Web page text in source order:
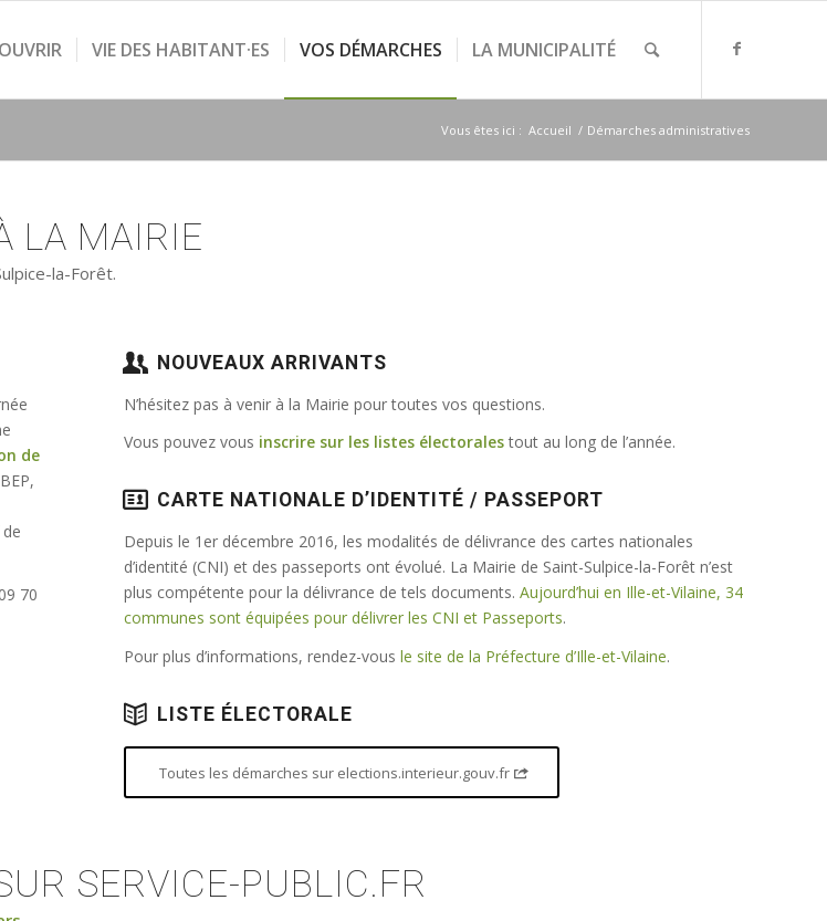
VIE DES HABITANT·ES VOS DÉMARCHES LA MUNICIPALITÉ
Vous êtes ici : Accueil / Démarches administratives
LA MAIRIE
la-Forêt.
de
70
NOUVEAUX ARRIVANTS
N’hésitez pas à venir à la Mairie pour toutes vos questions.
Vous pouvez vous inscrire sur les listes électoralestout au long de l’année.
CARTE NATIONALE D’IDENTITÉ / PASSEPORT
Depuis le 1er décembre 2016, les modalités de délivrance des cartes nationales
d’identité (CNI) et des passeports ont évolué. La Mairie de Saint-Sulpice-la-Forêt n’est
plus compétente pour la délivrance de tels documents.Aujourd’hui en Ille-et-Vilaine, 34
communes sont équipées pour délivrer les CNI et Passeports.
Pour plus d’informations, rendez-vousle site de la Préfecture d’Ille-et-Vilaine.
LISTE ÉLECTORALE
Toutes les démarches sur elections.interieur.gouv.fr
SERVICE-PUBLIC.FR